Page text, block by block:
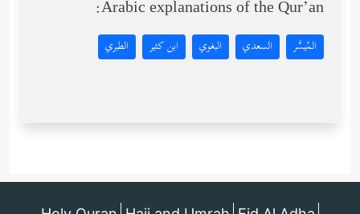
Arabic explanations of the Qur’an:
المُيسَّر السعدي البغوي ابن كثير الطبري